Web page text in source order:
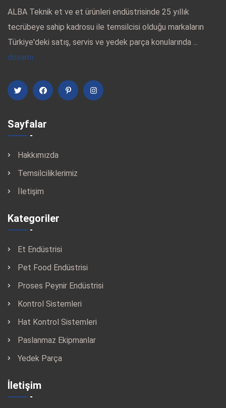
ALBA Teknik et ve et ürünleri endüstrisinde 25 yıllık
tecrübeye sahip kadrosu ile temsilcisi olduğu markaların
Türkiye'deki satış, servis ve yedek parça konularında ...
devamı
Sayfalar
Hakkımızda
Temsilciliklerimiz
İletişim
Kategoriler
Et Endüstrisi
Pet Food Endüstrisi
Proses Peynir Endüstrisi
Kontrol Sistemleri
Hat Kontrol Sistemleri
Paslanmaz Ekipmanlar
Yedek Parça
İletişim